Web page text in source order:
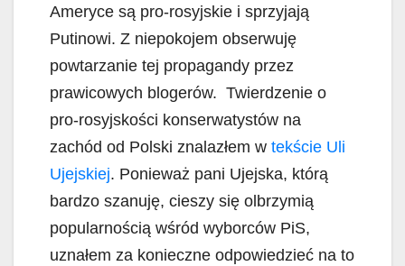
o
o
k
A
p
p
d
I
n
Ameryce są pro-rosyjskie i sprzyjają
Putinowi. Z niepokojem obserwuję
powtarzanie tej propagandy przez
prawicowych blogerów. Twierdzenie o
pro-rosyjskości konserwatystów na
zachód od Polski znalazłem w tekście Uli
Ujejskiej. Ponieważ pani Ujejska, którą
bardzo szanuję, cieszy się olbrzymią
popularnością wśród wyborców PiS,
uznałem za konieczne odpowiedzieć na to